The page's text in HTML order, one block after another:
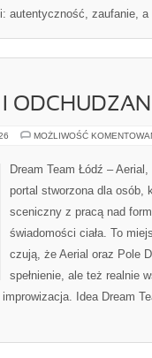
autentyczność, zaufanie,
I
MOŻLIWOŚĆ
Dream Team Łódź –
portal stworzona dla osób,
sceniczny z pracą nad
świadomości ciała. To
czują, że Aerial oraz Pole
spełnienie, ale też realnie
Idea Dream